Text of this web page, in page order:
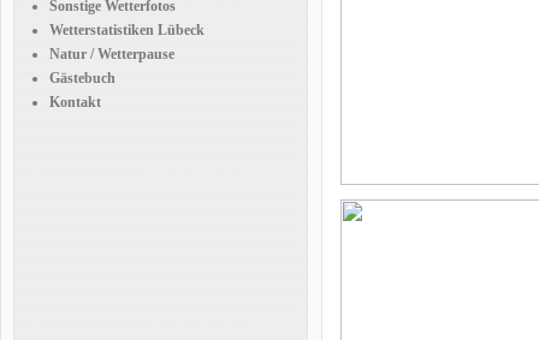
Sonstige Wetterfotos
Wetterstatistiken Lübeck
Natur / Wetterpause
Gästebuch
Kontakt